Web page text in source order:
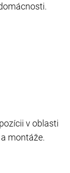
v oblasti
montáže.